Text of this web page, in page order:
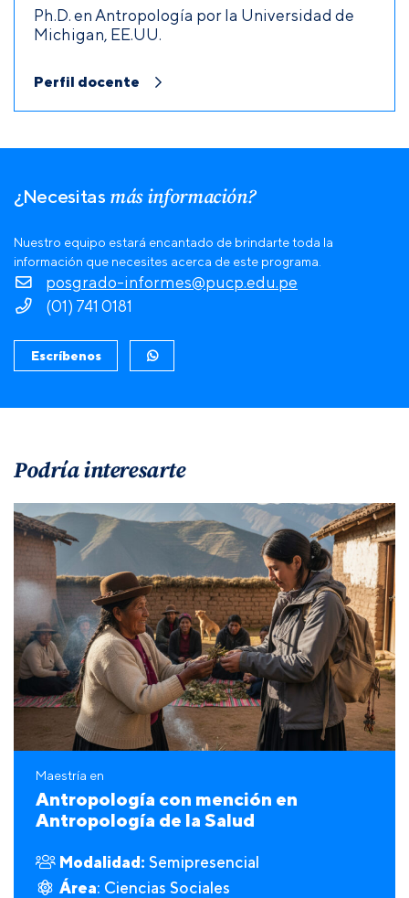
Ph.D. en Antropología por la Universidad de
Michigan, EE.UU.
Perfil docente
¿Necesitas más información?
Nuestro equipo estará encantado de brindarte toda la
información que necesites acerca de este programa.
posgrado-informes@pucp.edu.pe
(01) 741 0181
Escríbenos
Podría interesarte
Maestría en
Antropología con mención en
Antropología de la Salud
Modalidad: Semipresencial
Área: Ciencias Sociales